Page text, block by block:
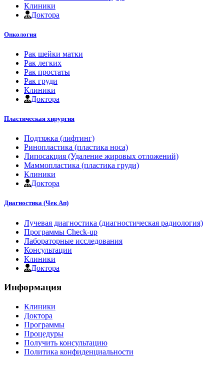
Клиники
Доктора
Онкология
Рак шейки матки
Рак легких
Рак простаты
Рак груди
Клиники
Доктора
Пластическая хирургия
Подтяжка (лифтинг)
Ринопластика (пластика носа)
Липосакция (Удаление жировых отложений)
Маммопластика (пластика груди)
Клиники
Доктора
Диагностика (Чек Ап)
Лучевая диагностика (диагностическая радиология)
Программы Check-up
Лабораторные исследования
Консультации
Клиники
Доктора
Информация
Клиники
Доктора
Программы
Процедуры
Получить консультацию
Политика конфиденциальности